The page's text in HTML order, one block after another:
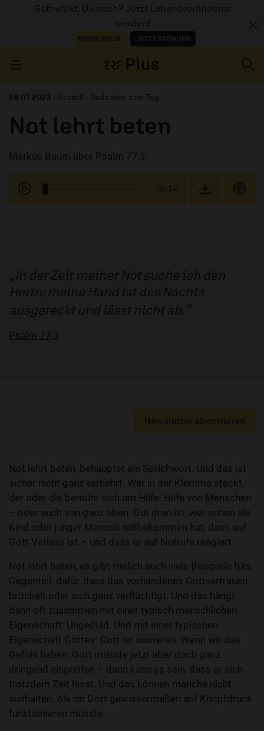
Gott wirkt. Du auch? Jetzt Lebensveränderer
werden!
MEHR INFOS JETZT SPENDEN
AUDIOTHEK
PROGRAMM
29.07.2023 / Anstoß - Gedanken zum Tag
Not lehrt beten
Markus Baum über Psalm 77,3.
02:14
In der Zeit meiner Not suche ich den
Herrn; meine Hand ist des Nachts
ausgereckt und lässt nicht ab.
Psalm 77,3
Newsletter abonnieren
Not lehrt beten, behauptet ein Sprichwort. Und das ist
sicher nicht ganz verkehrt. Wer in der Klemme steckt,
der oder die bemüht sich um Hilfe. Hilfe von Menschen
– oder auch von ganz oben. Gut dran ist, wer schon als
Kind oder junger Mensch mitbekommen hat, dass auf
Gott Verlass ist – und dass er auf Notrufe reagiert.
Not lehrt beten, es gibt freilich auch viele Beispiele fürs
Gegenteil: dafür, dass das vorhandenes Gottvertrauen
bröckelt oder sich ganz verflüchtigt. Und das hängt
dann oft zusammen mit einer typisch menschlichen
Eigenschaft: Ungeduld. Und mit einer typischen
Eigenschaft Gottes: Gott ist souverän. Wenn wir das
Gefühl haben: Gott müsste jetzt aber doch ganz
dringend eingreifen – dann kann es sein, dass er sich
trotzdem Zeit lässt. Und das können manche nicht
aushalten. Als ob Gott gewissermaßen auf Knopfdruck
funktionieren müsste.